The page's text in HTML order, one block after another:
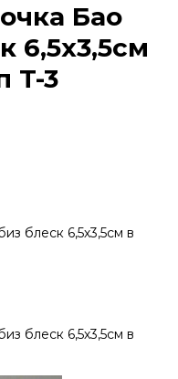
Бао
6,5х3,5см
T-3
блеск 6,5х3,5см в
блеск 6,5х3,5см в